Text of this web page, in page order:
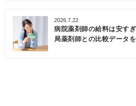
2026.7.22
病院薬剤師の給料は安す
局薬剤師との比較データ